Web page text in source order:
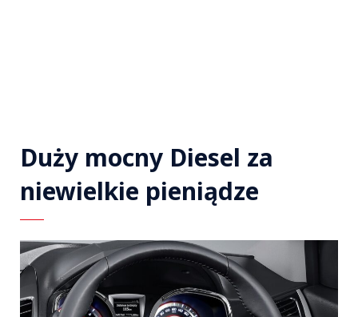
Duży mocny Diesel za
niewielkie pieniądze